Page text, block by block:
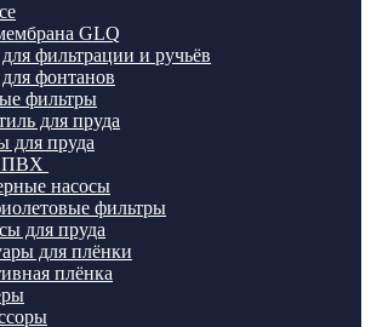
GLQ
фильтрации и ручьёв
фонтанов
фильтры
для пруда
для пруда
ПВХ
насосы
фильтры
для пруда
для плёнки
плёнка